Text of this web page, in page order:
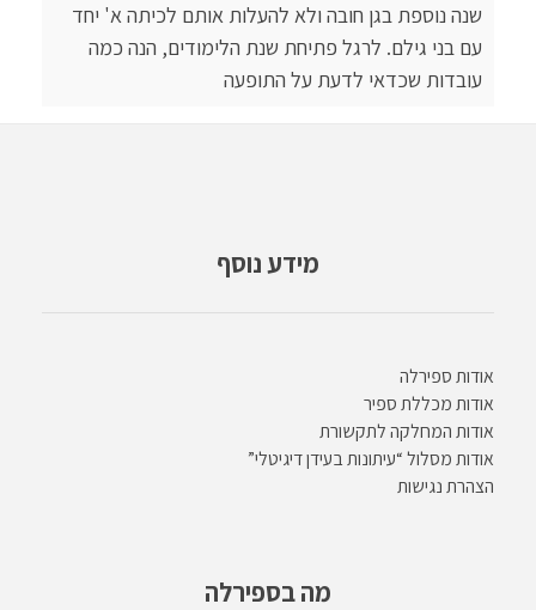
שנה נוספת בגן חובה ולא להעלות אותם לכיתה א' יחד
עם בני גילם. לרגל פתיחת שנת הלימודים, הנה כמה
עובדות שכדאי לדעת על התופעה
מידע נוסף
אודות ספירלה
אודות מכללת ספיר
אודות המחלקה לתקשורת
אודות מסלול “עיתונות בעידן דיגיטלי”
הצהרת נגישות
מה בספירלה